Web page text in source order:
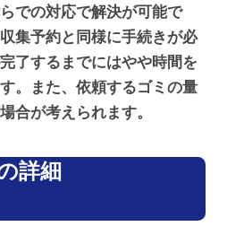
での対応で解決が可能で
集予約と同様に手続きが必
了するまでにはやや時間を
。また、依頼するゴミの量
合が考えられます。
詳細